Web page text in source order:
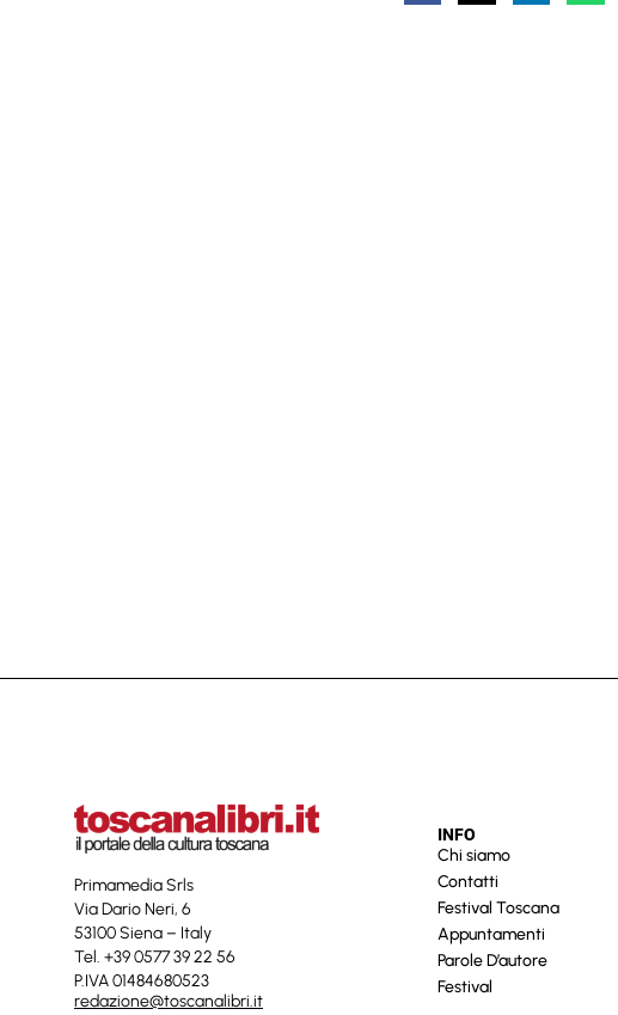
Primamedia Srls
Via Dario Neri, 6
53100 Siena – Italy
Tel. +39 0577 39 22 56
P.IVA 01484680523
redazione@toscanalibri.it
INFO
Chi siamo
Contatti
Festival Toscana
Appuntamenti
Parole D’autore
Festival